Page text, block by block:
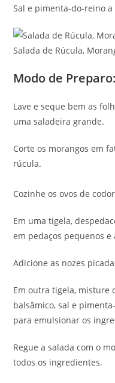
Sal e pimenta-do-reino a
Salada de Rúcula,
Modo de Preparo:
Lave e seque bem as
uma saladeira grande.
Corte os morangos em
rúcula.
Cozinhe os ovos de
Em uma tigela,
em pedaços pequenos
Adicione as nozes
Em outra tigela, misture
balsâmico, sal e
para emulsionar os
Regue a salada com o
todos os ingredientes.